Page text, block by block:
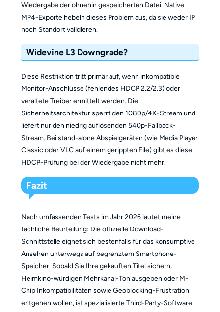
Wiedergabe der ohnehin gespeicherten Datei. Native
MP4-Exporte hebeln dieses Problem aus, da sie weder IP
noch Standort validieren.
Widevine L3 Downgrade?
Diese Restriktion tritt primär auf, wenn inkompatible
Monitor-Anschlüsse (fehlendes HDCP 2.2/2.3) oder
veraltete Treiber ermittelt werden. Die
Sicherheitsarchitektur sperrt den 1080p/4K-Stream und
liefert nur den niedrig auflösenden 540p-Fallback-
Stream. Bei stand-alone Abspielgeräten (wie Media Player
Classic oder VLC auf einem gerippten File) gibt es diese
HDCP-Prüfung bei der Wiedergabe nicht mehr.
Fazit
Nach umfassenden Tests im Jahr 2026 lautet meine
fachliche Beurteilung: Die offizielle Download-
Schnittstelle eignet sich bestenfalls für das konsumptive
Ansehen unterwegs auf begrenztem Smartphone-
Speicher. Sobald Sie Ihre gekauften Titel sichern,
Heimkino-würdigen Mehrkanal-Ton ausgeben oder M-
Chip Inkompatibilitäten sowie Geoblocking-Frustration
entgehen wollen, ist spezialisierte Third-Party-Software